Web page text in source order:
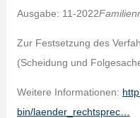
Ausgabe: 11-2022
Zur Festsetzung des
(Scheidung und
Weitere Informationen:
bin/laender_rechtsprec…